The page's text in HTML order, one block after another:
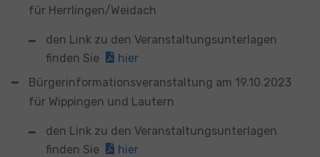
für Herrlingen/Weidach
den Link zu den Veranstaltungsunterlagen
finden Sie
hier
Bürgerinformationsveranstaltung am 19.10.2023
für Wippingen und Lautern
den Link zu den Veranstaltungsunterlagen
finden Sie
hier